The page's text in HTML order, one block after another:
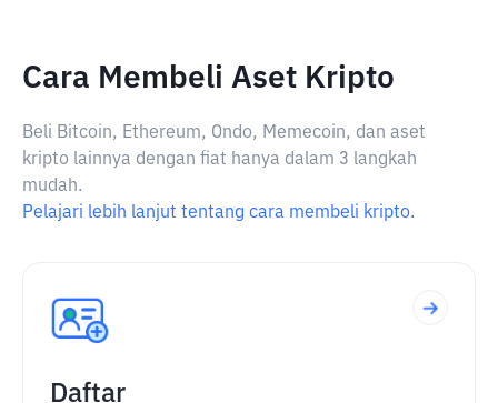
Cara Membeli Aset Kripto
Beli Bitcoin, Ethereum, Ondo, Memecoin, dan aset
kripto lainnya dengan fiat hanya dalam 3 langkah
mudah.
Pelajari lebih lanjut tentang cara membeli kripto.
Daftar